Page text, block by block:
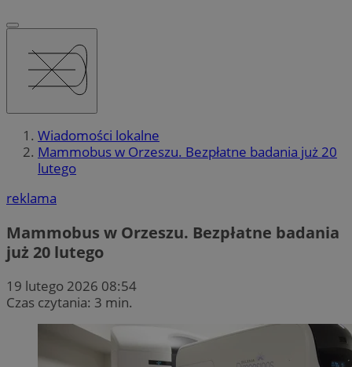
Wiadomości lokalne
Mammobus w Orzeszu. Bezpłatne badania już 20
lutego
reklama
Mammobus w Orzeszu. Bezpłatne badania
już 20 lutego
19 lutego 2026 08:54
Czas czytania: 3 min.